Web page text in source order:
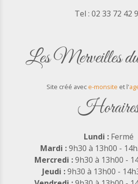
Tel : 02 33 72 42
Les Merveilles
Site créé avec e-monsite et l'
Lundi :Fermé
Mardi :9h30 à 13h00 -
Mercredi :9h30 à 13h00 -
Jeudi :9h30 à 13h00 -